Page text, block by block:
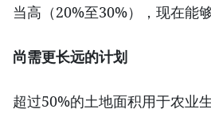
当高（20%至30%），现在能
尚需更长远的计划
超过50%的土地面积用于农业